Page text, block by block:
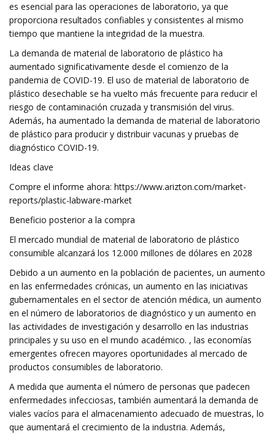
es esencial para las operaciones de laboratorio, ya que
proporciona resultados confiables y consistentes al mismo
tiempo que mantiene la integridad de la muestra.
La demanda de material de laboratorio de plástico ha
aumentado significativamente desde el comienzo de la
pandemia de COVID-19. El uso de material de laboratorio de
plástico desechable se ha vuelto más frecuente para reducir el
riesgo de contaminación cruzada y transmisión del virus.
Además, ha aumentado la demanda de material de laboratorio
de plástico para producir y distribuir vacunas y pruebas de
diagnóstico COVID-19.
Ideas clave
Compre el informe ahora: https://www.arizton.com/market-
reports/plastic-labware-market
Beneficio posterior a la compra
El mercado mundial de material de laboratorio de plástico
consumible alcanzará los 12.000 millones de dólares en 2028
Debido a un aumento en la población de pacientes, un aumento
en las enfermedades crónicas, un aumento en las iniciativas
gubernamentales en el sector de atención médica, un aumento
en el número de laboratorios de diagnóstico y un aumento en
las actividades de investigación y desarrollo en las industrias
principales y su uso en el mundo académico. , las economías
emergentes ofrecen mayores oportunidades al mercado de
productos consumibles de laboratorio.
A medida que aumenta el número de personas que padecen
enfermedades infecciosas, también aumentará la demanda de
viales vacíos para el almacenamiento adecuado de muestras, lo
que aumentará el crecimiento de la industria. Además,